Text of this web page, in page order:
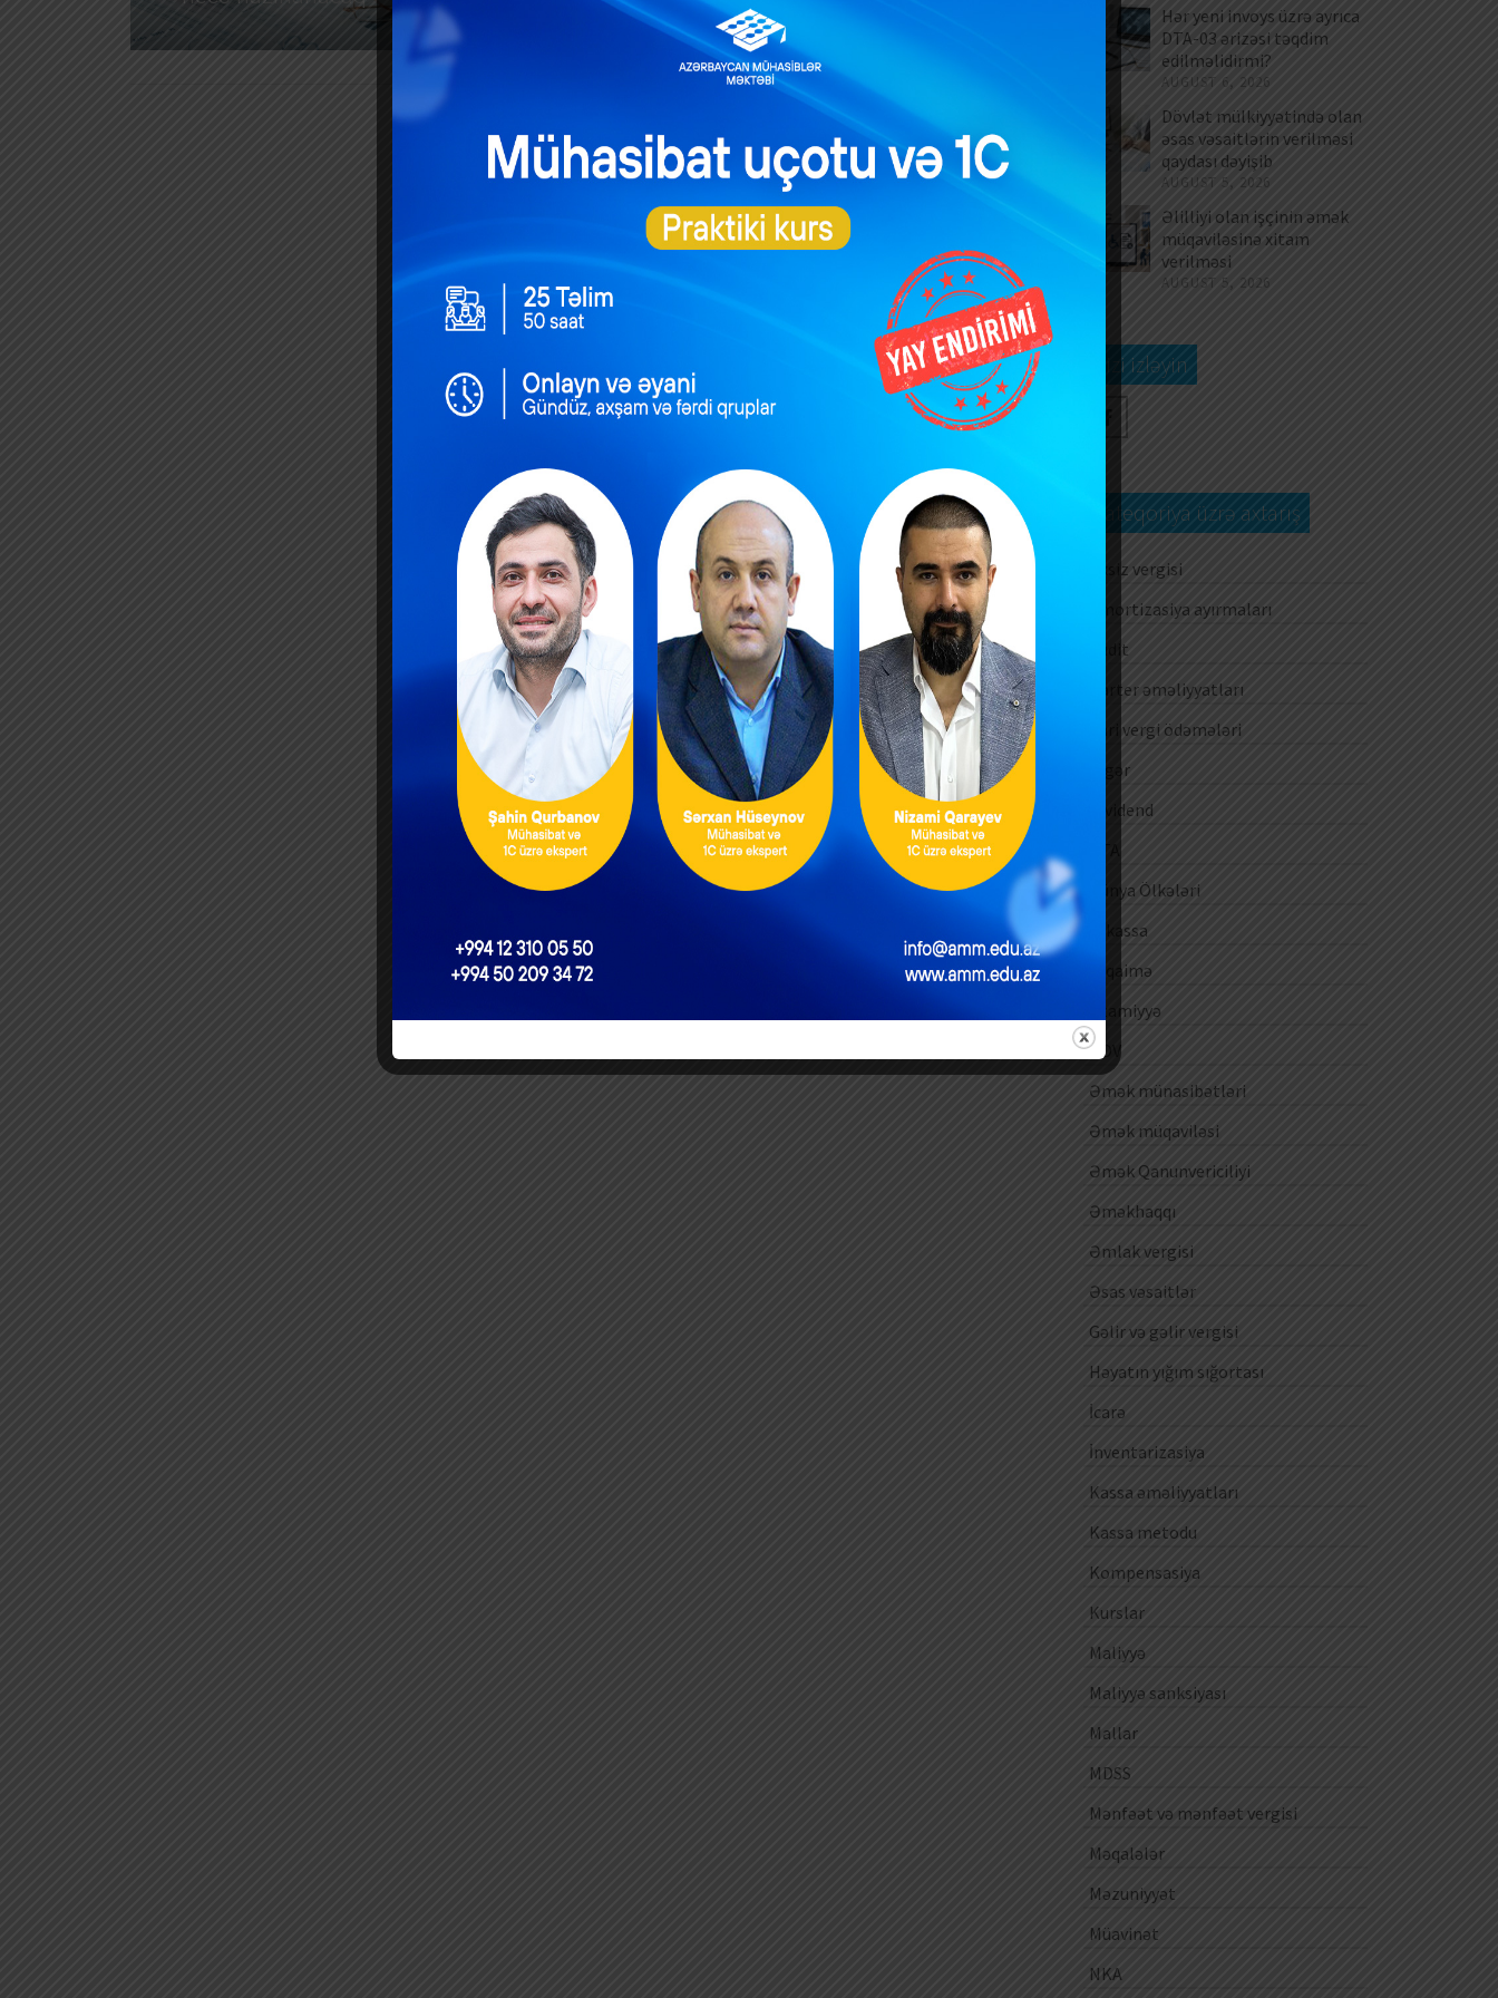
Hər yeni invoys üzrə ayrıca
DTA-03 ərizəsi təqdim
edilməlidirmi?
AUGUST 6, 2026
Dövlət mülkiyyətində olan
əsas vəsaitlərin verilməsi
qaydası dəyişib
AUGUST 5, 2026
Əlilliyi olan işçinin əmək
müqaviləsinə xitam
verilməsi
AUGUST 5, 2026
Bizi izləyin
Kateqoriya üzrə axtarış
Aksiz vergisi
Amortizasiya ayırmaları
Audit
Barter əməliyyatları
Cari vergi ödəmələri
Digər
Dividend
Dünya Ölkələri
E-kassa
E-qaimə
Ezamiyyə
ƏDV
Əmək münasibətləri
Əmək müqaviləsi
Əmək Qanunvericiliyi
Əməkhaqqı
Əmlak vergisi
Əsas vəsaitlər
Gəlir və gəlir vergisi
Həyatın yığım sığortası
İcarə
İnventarizasiya
Kassa əməliyyatları
Kassa metodu
Kompensasiya
Kurslar
Maliyyə
Maliyyə sanksiyası
Mallar
MDSS
Mənfəət və mənfəət vergisi
Məqalələr
Məzuniyyət
Müavinət
NKA